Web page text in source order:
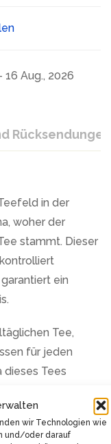
wir Technologien wie
und/oder darauf
16 Aug., 2026
Rücksendungen
in der
woher der
stammt. Dieser
ein
Tee,
für jeden
dieses Tees
Lagerung